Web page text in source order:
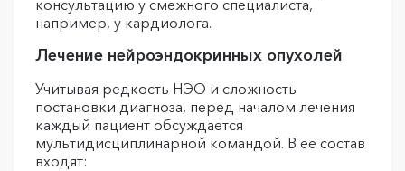
консультацию у смежного специалиста,
например, у кардиолога.
Лечение нейроэндокринных опухолей
Учитывая редкость НЭО и сложность
постановки диагноза, перед началом лечения
каждый пациент обсуждается
мультидисциплинарной командой. В ее состав
входят: